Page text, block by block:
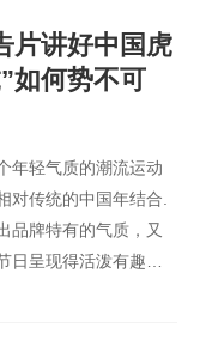
片讲好中国虎
如何势不可
年轻气质的潮流运动
对传统的中国年结合.
品牌特有的气质，又
日呈现得活泼有趣是